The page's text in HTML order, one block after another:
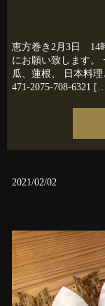
恵方巻き2月3日 14
にお願い致します。
瓜、蓮根、 日本料
471-2075-708-6321
2021/02/02